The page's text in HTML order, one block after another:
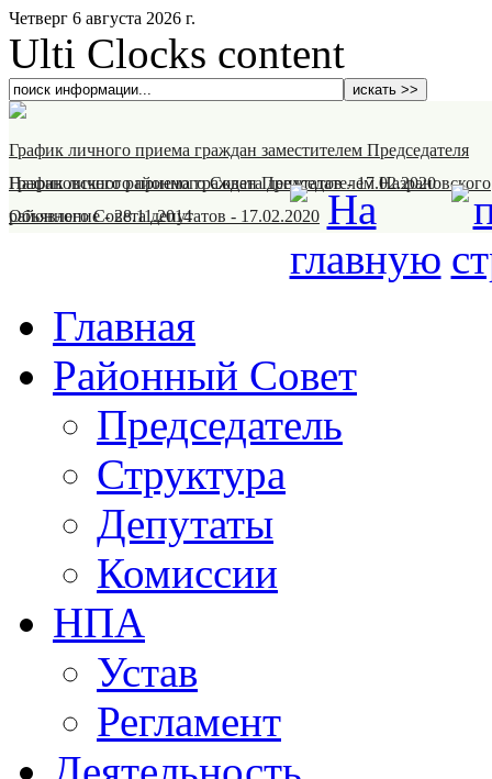
Четверг 6 августа 2026 г.
Ulti Clocks content
График личного приема граждан заместителем Председателя
Назрановского районного Совета депутатов-17.02.2020
График личного приема граждан Председателем Назрановского
районного Совета депутатов - 17.02.2020
Объявление-28.11.2014
Главная
Районный Совет
Председатель
Структура
Депутаты
Комиссии
НПА
Устав
Регламент